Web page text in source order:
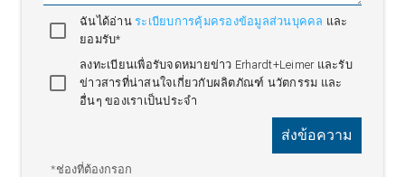
ฉันได้อ่าน ระเบียบการคุ้มครองข้อมูลส่วนบุคคล และ
ยอมรับ*
ลงทะเบียนเพื่อรับจดหมายข่าว Erhardt+Leimer และรับ
ข่าวสารที่น่าสนใจเกี่ยวกับผลิตภัณฑ์ นวัตกรรม และ
อื่นๆ ของเราเป็นประจำ
*ช่องที่ต้องกรอก
ส่งข้อความ